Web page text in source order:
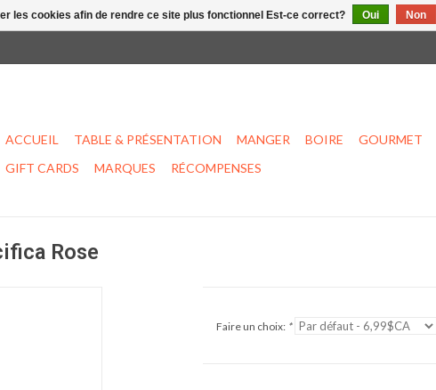
ACCUEIL TABLE & PRÉSENTATION MANGER BOIRE GOURMET
GIFT CARDS
MARQUES RÉCOMPENSES
Rose
Faire un choix: *
les cookies afin de rendre ce site plus fonctionnel Est-ce correct? Oui Non